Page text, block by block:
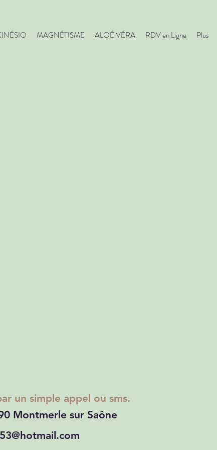
MAGNÉTISME ALOÉ VÉRA RDV en Ligne Plus
un simple appel ou sms.
Montmerle sur Saône